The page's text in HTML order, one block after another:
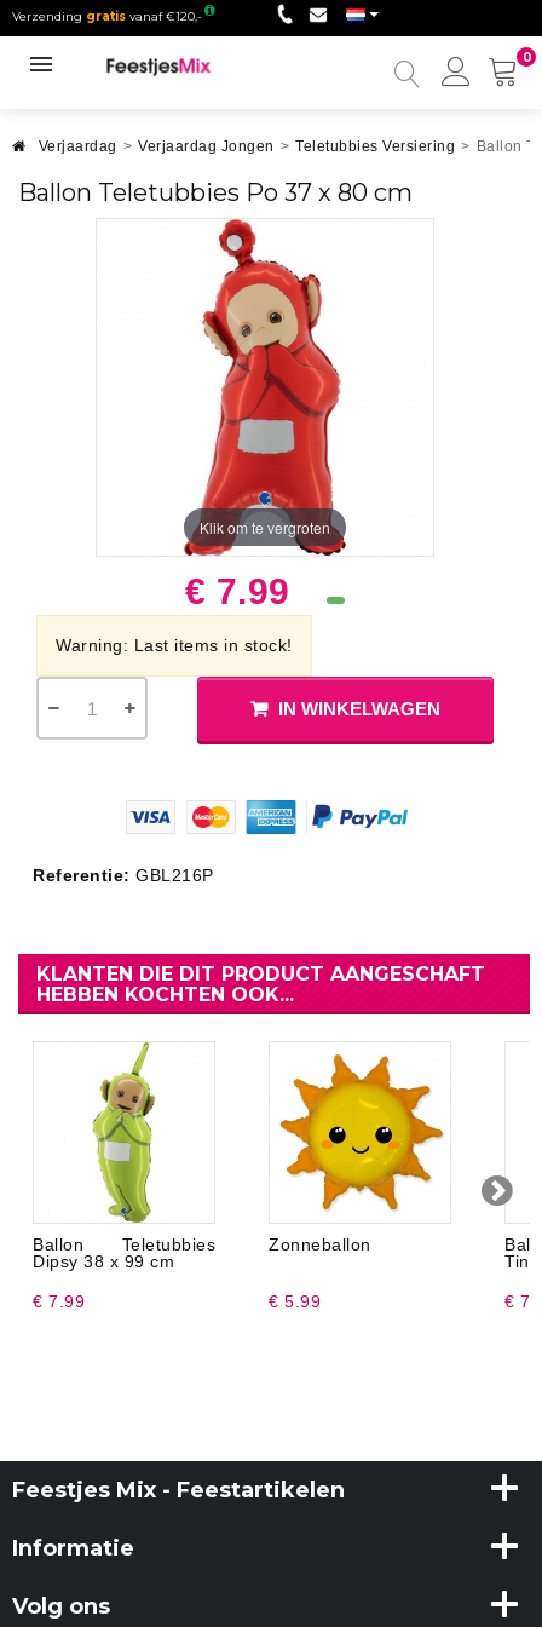
Verzending gratis vanaf €120,-
0
Mijn
Verjaardag > Verjaardag Jongen > Teletubbies Versiering > Ballon
Ballon Teletubbies Po 37 x 80 cm
Klik om te vergroten
€ 7.99
Warning: Last items in stock!
IN WINKELWAGEN
Referentie: GBL216P
KLANTEN DIE DIT PRODUCT AANGESCHAFT
HEBBEN KOCHTEN OOK...
Ballon Teletubbies
Dipsy 38 x 99 cm
€ 7.99
Zonneballon
€ 5.99 €
Feestjes Mix - Feestartikelen
Informatie
Volg ons